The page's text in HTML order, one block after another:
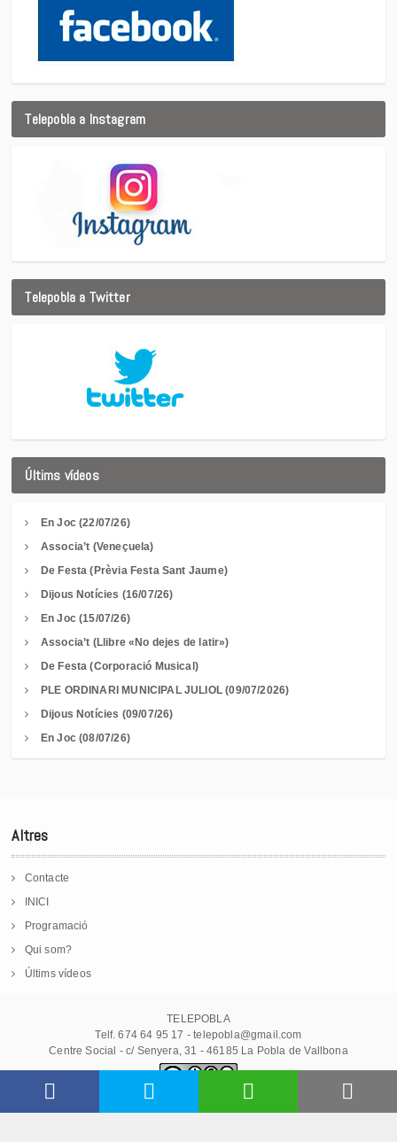
Telepobla a Instagram
Telepobla a Twitter
Últims vídeos
En Joc (22/07/26)
Associa’t (Veneçuela)
De Festa (Prèvia Festa Sant Jaume)
Dijous Notícies (16/07/26)
En Joc (15/07/26)
Associa’t (Llibre «No dejes de latir»)
De Festa (Corporació Musical)
PLE ORDINARI MUNICIPAL JULIOL (09/07/2026)
Dijous Notícies (09/07/26)
En Joc (08/07/26)
Altres
Contacte
INICI
Programació
Qui som?
Últims vídeos
TELEPOBLA
Telf. 674 64 95 17 - telepobla@gmail.com
Centre Social - c/ Senyera, 31 - 46185 La Pobla de Vallbona